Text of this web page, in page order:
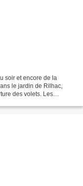
soir et encore de la
le jardin de Rilhac,
des volets. Les